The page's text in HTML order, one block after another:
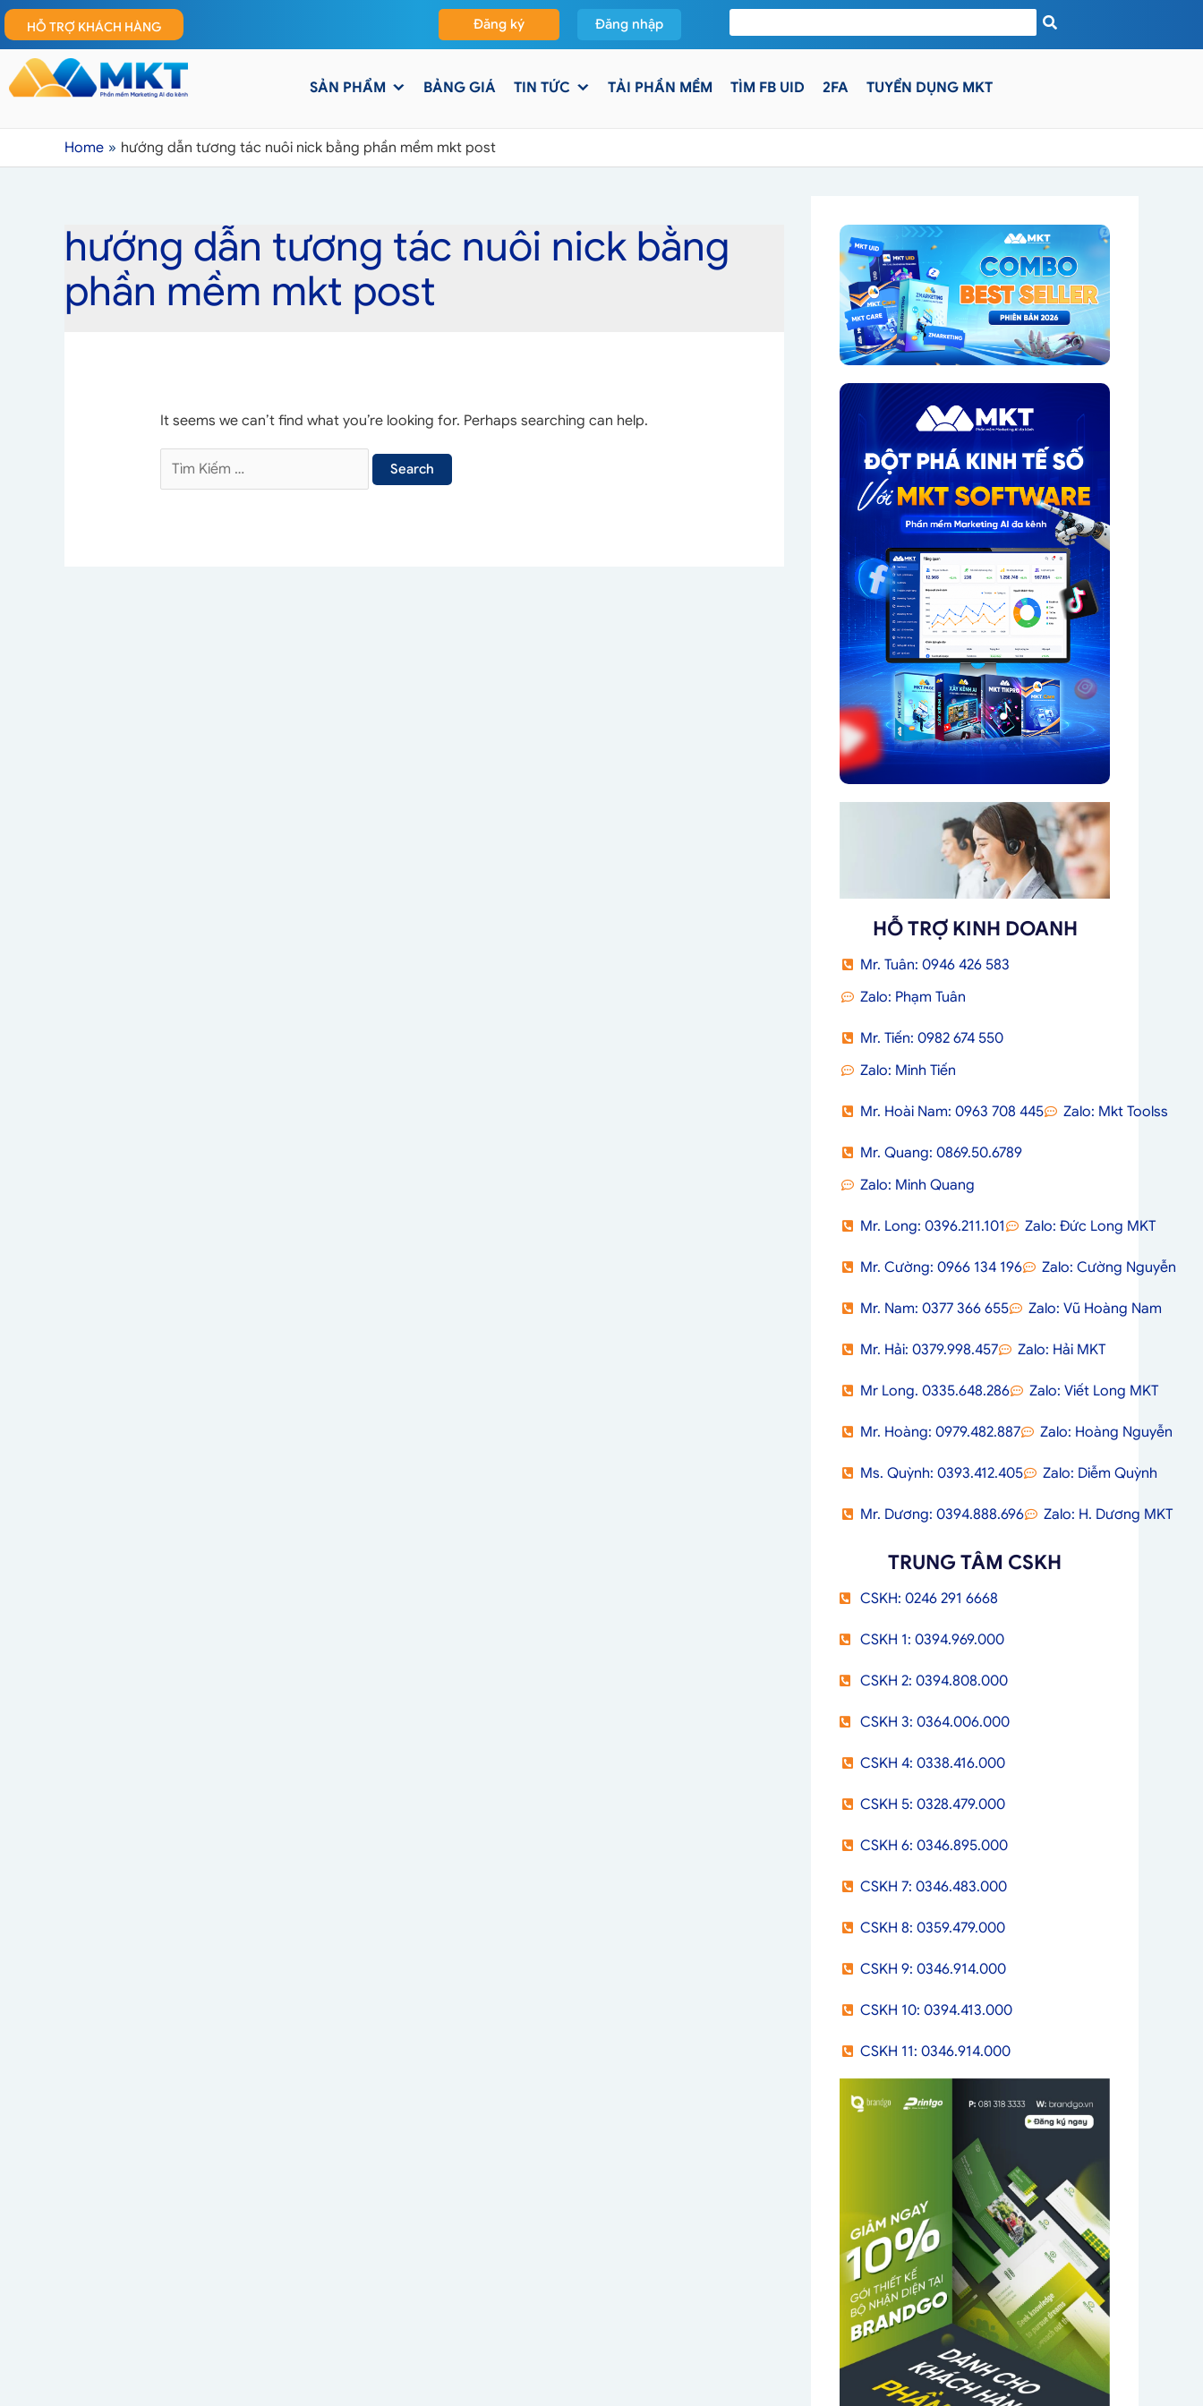
HỖ TRỢ KHÁCH HÀNG Đăng ký Đăng nhập
SẢN PHẨM BẢNG GIÁ TIN TỨC TẢI PHẦN MỀM TÌM FB UID 2FA TUYỂN DỤNG MKT
Home hướng dẫn tương tác nuôi nick bằng phần mềm mkt post
hướng dẫn tương tác nuôi nick bằng
phần mềm mkt post
It seems we can’t find what you’re looking for. Perhaps searching can help.
HỖ TRỢ KINH DOANH
Mr. Tuân: 0946 426 583
Zalo: Phạm Tuân
Mr. Tiến: 0982 674 550
Zalo: Minh Tiến
Mr. Hoài Nam: 0963 708 445 Zalo: Mkt Toolss
Mr. Quang: 0869.50.6789
Zalo: Minh Quang
Mr. Long: 0396.211.101 Zalo: Đức Long MKT
Mr. Cường: 0966 134 196 Zalo: Cường Nguyễn
Mr. Nam: 0377 366 655 Zalo: Vũ Hoàng Nam
Mr. Hải: 0379.998.457 Zalo: Hải MKT
Mr Long. 0335.648.286 Zalo: Viết Long MKT
Mr. Hoàng: 0979.482.887 Zalo: Hoàng Nguyễn
Ms. Quỳnh: 0393.412.405 Zalo: Diễm Quỳnh
Mr. Dương: 0394.888.696 Zalo: H. Dương MKT
TRUNG TÂM CSKH
CSKH: 0246 291 6668
CSKH 1: 0394.969.000
CSKH 2: 0394.808.000
CSKH 3: 0364.006.000
CSKH 4: 0338.416.000
CSKH 5: 0328.479.000
CSKH 6: 0346.895.000
CSKH 7: 0346.483.000
CSKH 8: 0359.479.000
CSKH 9: 0346.914.000
CSKH 10: 0394.413.000
CSKH 11: 0346.914.000